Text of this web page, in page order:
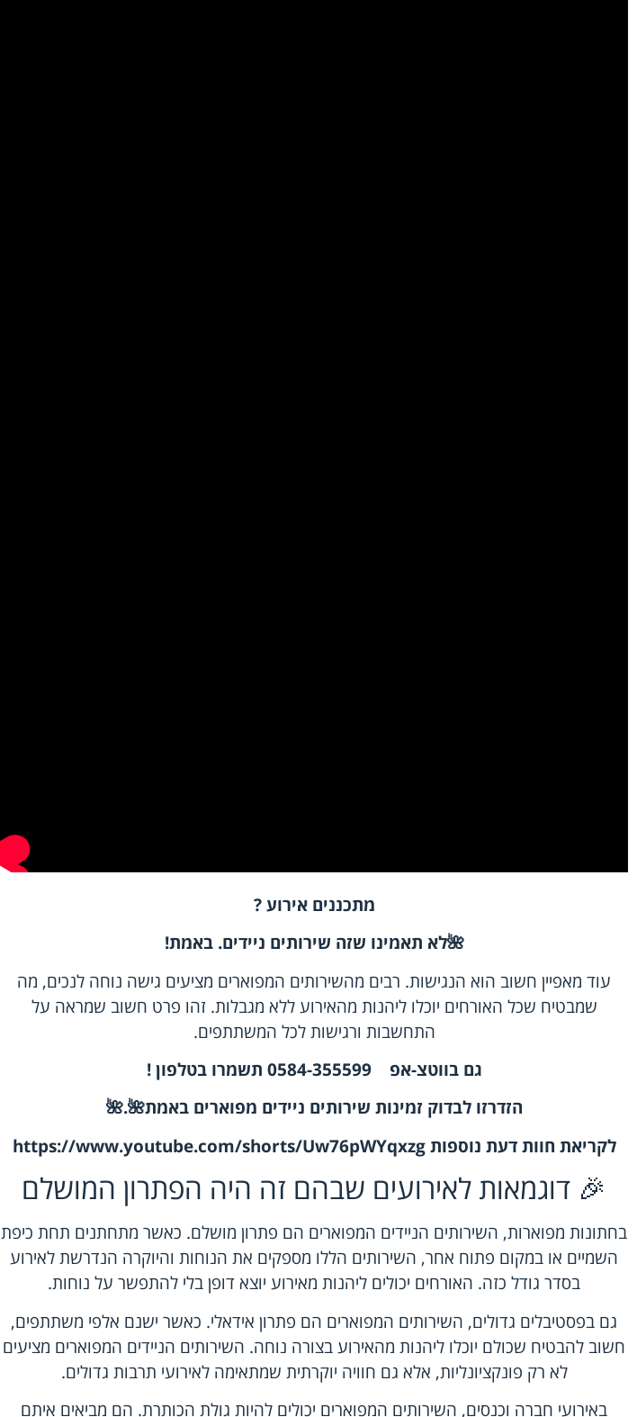
מתכננים אירוע?
🌺לא תאמינו שזה שירותים ניידים. באמת!
עוד מאפיין חשוב הוא הנגישות. רבים מהשירותים המפוארים מציעים גישה נוחה לנכים, מה
שמבטיח שכל האורחים יוכלו ליהנות מהאירוע ללא מגבלות. זהו פרט חשוב שמראה על
התחשבות ורגישות לכל המשתתפים.
גם בווטצ-אפ 0584-355599 תשמרו בטלפון!
הזדרזו לבדוק זמינות שירותים ניידים מפוארים באמת🌺
.
🌺
לקריאת חוות דעת נוספותhttps://www.youtube.com/shorts/Uw76pWYqxzg
🎉 דוגמאות לאירועים שבהם זה היה הפתרון המושלם
בחתונות מפוארות, השירותים הניידים המפוארים הם פתרון מושלם. כאשר מתחתנים תחת כיפת
השמיים או במקום פתוח אחר, השירותים הללו מספקים את הנוחות והיוקרה הנדרשת לאירוע
בסדר גודל כזה. האורחים יכולים ליהנות מאירוע יוצא דופן בלי להתפשר על נוחות.
גם בפסטיבלים גדולים, השירותים המפוארים הם פתרון אידאלי. כאשר ישנם אלפי משתתפים,
חשוב להבטיח שכולם יוכלו ליהנות מהאירוע בצורה נוחה. השירותים הניידים המפוארים מציעים
לא רק פונקציונליות, אלא גם חוויה יוקרתית שמתאימה לאירועי תרבות גדולים.
באירועי חברה וכנסים, השירותים המפוארים יכולים להיות גולת הכותרת. הם מביאים איתם